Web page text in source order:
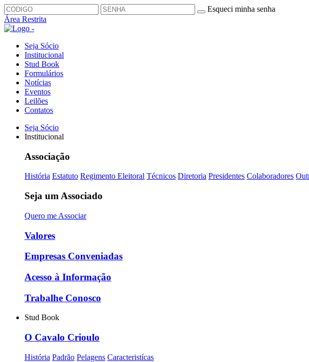
Esqueci minha senha
Área Restrita
Seja Sócio
Institucional
Stud Book
Formulários
Notícias
Eventos
Leilões
Contatos
Seja Sócio
Institucional
Associação
História Estatuto Regimento Eleitoral Técnicos Diretoria Presidentes Colaboradores
Seja um Associado
Quero me Associar
Valores
Empresas Conveniadas
Acesso à Informação
Trabalhe Conosco
Stud Book
O Cavalo Crioulo
História Padrão Pelagens Caracteristícas